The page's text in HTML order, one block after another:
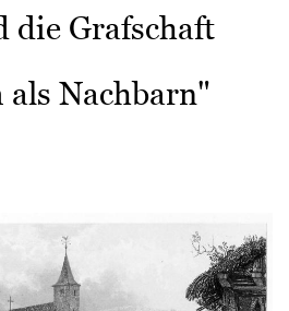
die Grafschaft
Nachbarn"